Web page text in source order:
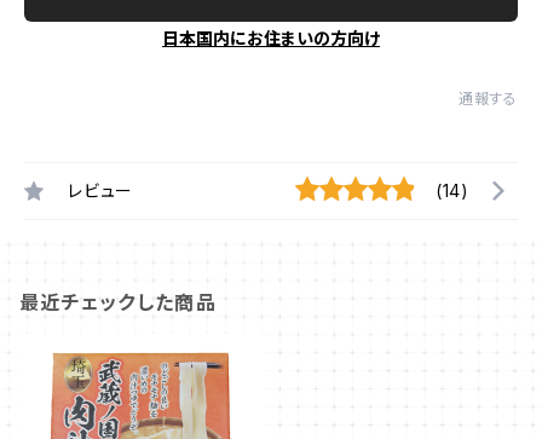
日本国内にお住まいの方向け
通報する
レビュー (14)
最近チェックした商品